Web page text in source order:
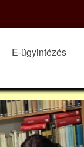
E-ügyintézés